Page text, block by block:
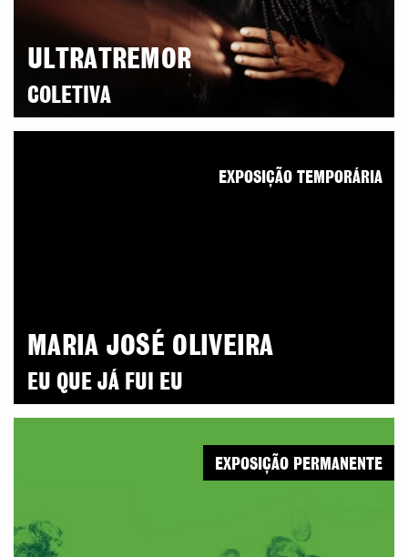
ULTRATREMOR
COLETIVA
MARIA JOSÉ OLIVEIRA
EU QUE JÁ FUI EU
EXPOSIÇÃO TEMPORÁRIA
EXPOSIÇÃO PERMANENTE